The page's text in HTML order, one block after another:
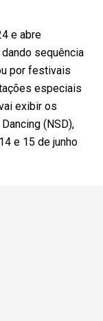
e abre
sequência
por festivais
especiais
exibir os
(NSD),
e 15 de junho